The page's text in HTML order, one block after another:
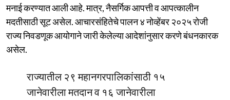
मनाई करण्यात आली आहे. मात्र, नैसर्गिक आपत्ती व आपत्कालीन
मदतीसाठी सूट असेल. आचारसंहितेचे पालन ४ नोव्हेंबर २०२५ रोजी
राज्य निवडणूक आयोगाने जारी केलेल्या आदेशांनुसार करणे बंधनकारक
असेल.
राज्यातील २९ महानगरपालिकांसाठी १५
जानेवारीला मतदान व १६ जानेवारीला